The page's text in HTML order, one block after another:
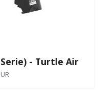
- Turtle Air